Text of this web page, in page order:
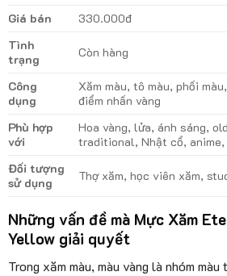
Giá bán
330.000đ
Tình
trạng
Còn hàng
Công
dụng
Xăm màu, tô màu, phối
điểm nhấn vàng
Phù hợp
với
Hoa vàng, lửa, ánh sáng,
traditional, Nhật cổ,
Đối tượng
sử dụng
Thợ xăm, học viên xăm,
Những vấn đề mà Mực Xăm
Yellow giải quyết
Trong xăm màu, màu vàng là nhóm